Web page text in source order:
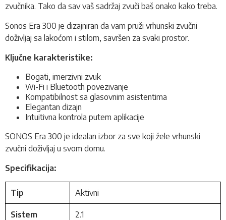
zvučnika. Tako da sav vaš sadržaj zvuči baš onako kako treba.
Sonos Era 300 je dizajniran da vam pruži vrhunski zvučni
doživljaj sa lakoćom i stilom, savršen za svaki prostor.
Ključne karakteristike:
Bogati, imerzivni zvuk
Wi-Fi i Bluetooth povezivanje
Kompatibilnost sa glasovnim asistentima
Elegantan dizajn
Intuitivna kontrola putem aplikacije
SONOS Era 300 je idealan izbor za sve koji žele vrhunski
zvučni doživljaj u svom domu.
Specifikacija:
Tip Aktivni
Sistem 2.1